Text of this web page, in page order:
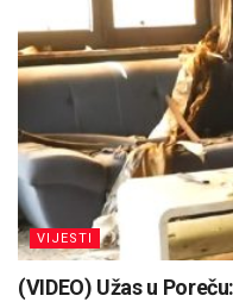
VIJESTI
(VIDEO) Užas u